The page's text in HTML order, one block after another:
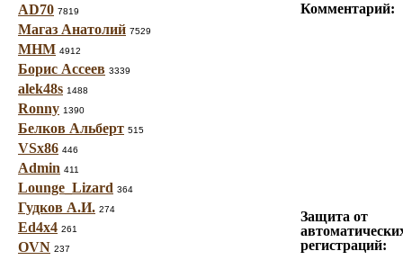
AD70 7819
Магаз Анатолий 7529
МНМ 4912
Борис Ассеев 3339
alek48s 1488
Ronny 1390
Белков Альберт 515
VSx86 446
Admin 411
Lounge_Lizard 364
Гудков А.И. 274
Ed4x4 261
OVN 237
Комментарий:
Защита от
регистраций: